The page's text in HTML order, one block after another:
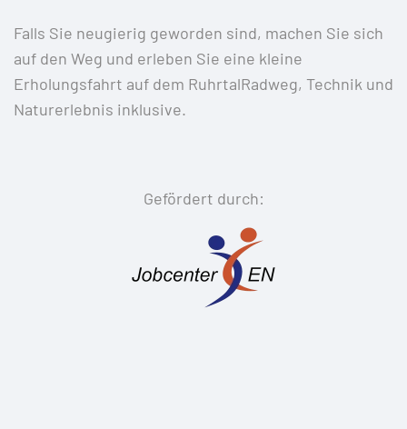
Falls Sie neugierig geworden sind, machen Sie sich
auf den Weg und erleben Sie eine kleine
Erholungsfahrt auf dem RuhrtalRadweg, Technik und
Naturerlebnis inklusive.
Gefördert durch: